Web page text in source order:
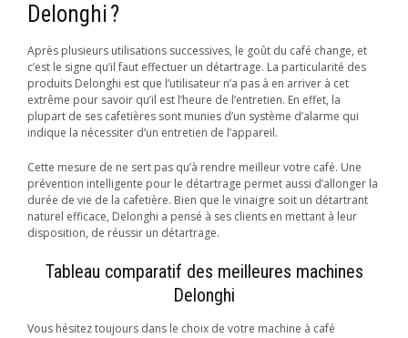
Delonghi ?
Après plusieurs utilisations successives, le goût du café change, et
c’est le signe qu’il faut effectuer un détartrage. La particularité des
produits Delonghi est que l’utilisateur n’a pas à en arriver à cet
extrême pour savoir qu’il est l’heure de l’entretien. En effet, la
plupart de ses cafetières sont munies d’un système d’alarme qui
indique la nécessiter d’un entretien de l’appareil.
Cette mesure de ne sert pas qu’à rendre meilleur votre café. Une
prévention intelligente pour le détartrage permet aussi d’allonger la
durée de vie de la cafetière. Bien que le vinaigre soit un détartrant
naturel efficace, Delonghi a pensé à ses clients en mettant à leur
disposition, de réussir un détartrage.
Tableau comparatif des meilleures machines
Delonghi
Vous hésitez toujours dans le choix de votre machine à café